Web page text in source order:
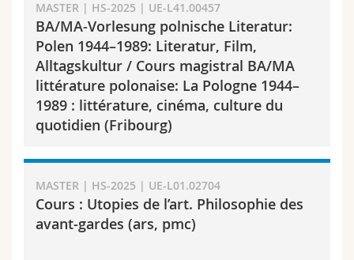
MASTER | HS-2025 | UE-L41.00457
BA/MA-Vorlesung polnische Literatur:
Polen 1944–1989: Literatur, Film,
Alltagskultur / Cours magistral BA/MA
littérature polonaise: La Pologne 1944–
1989 : littérature, cinéma, culture du
quotidien (Fribourg)
MASTER | HS-2025 | UE-L01.02704
Cours : Utopies de l’art. Philosophie des
avant-gardes (ars, pmc)